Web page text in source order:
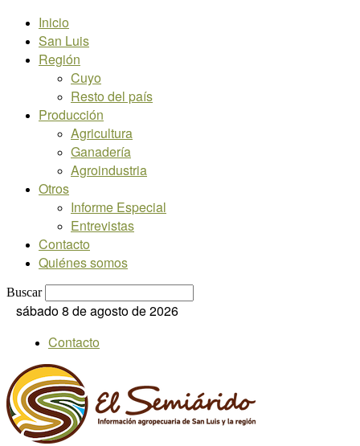
Inicio
San Luis
Región
Cuyo
Resto del país
Producción
Agricultura
Ganadería
Agroindustria
Otros
Informe Especial
Entrevistas
Contacto
Quiénes somos
Buscar
sábado 8 de agosto de 2026
Contacto